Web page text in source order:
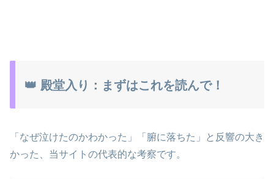
👑 殿堂入り：まずはこれを読んで！
「なぜ泣けたのかわかった」「腑に落ちた」と反響の大き
かった、当サイトの代表的な考察です。